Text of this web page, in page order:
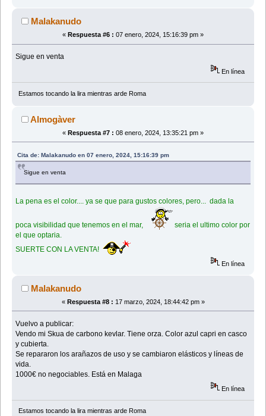
Malakanudo
« Respuesta #6 : 07 enero, 2024, 15:16:39 pm »
Sigue en venta
En línea
Estamos tocando la lira mientras arde Roma
Almogàver
« Respuesta #7 : 08 enero, 2024, 13:35:21 pm »
Cita de: Malakanudo en 07 enero, 2024, 15:16:39 pm
Sigue en venta
La pena es el color.... ya se que para gustos colores, pero... dada la
poca visibilidad que tenemos en el mar,
seria el ultimo color por
el que optaria.
SUERTE CON LA VENTA!
En línea
Malakanudo
« Respuesta #8 : 17 marzo, 2024, 18:44:42 pm »
Vuelvo a publicar:
Vendo mi Skua de carbono kevlar. Tiene orza. Color azul capri en casco
y cubierta.
Se repararon los arañazos de uso y se cambiaron elásticos y líneas de
vida.
1000€ no negociables. Está en Malaga
En línea
Estamos tocando la lira mientras arde Roma